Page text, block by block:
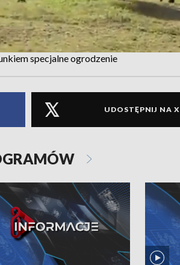
specjalne ogrodzenie
UDOSTĘPNIJ NA X